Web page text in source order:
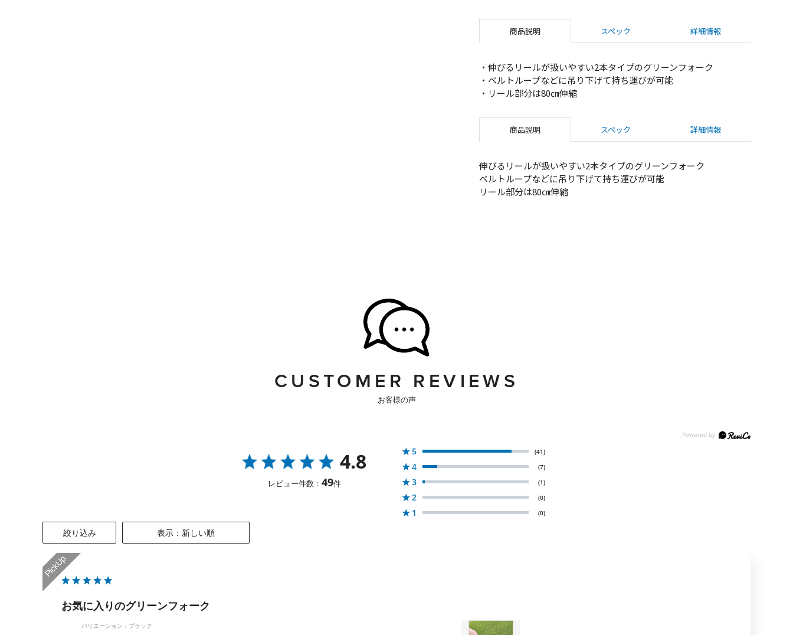
商品説明 スペック 詳細情報
・伸びるリールが扱いやすい2本タイプのグリーンフォーク
・ベルトループなどに吊り下げて持ち運びが可能
・リール部分は80㎝伸縮
商品説明 スペック 詳細情報
伸びるリールが扱いやすい2本タイプのグリーンフォーク
ベルトループなどに吊り下げて持ち運びが可能
リール部分は80㎝伸縮
CUSTOMER REVIEWS
お客様の声
4.8
レビュー件数： 49件
★5 (41)
★4 (7)
★3 (1)
★2 (0)
★ 1 (0)
絞り込み 表示：新しい順
お気に入りのグリーンフォーク
バリエーション：ブラック